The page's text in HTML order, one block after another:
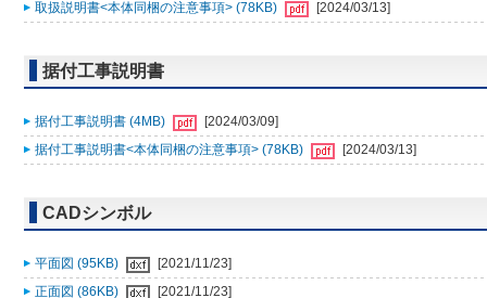
取扱説明書<本体同梱の注意事項> (78KB)
[2024/03/13]
据付工事説明書
据付工事説明書 (4MB)
[2024/03/09]
据付工事説明書<本体同梱の注意事項> (78KB)
[2024/03/13]
CADシンボル
平面図 (95KB)
[2021/11/23]
正面図 (86KB)
[2021/11/23]